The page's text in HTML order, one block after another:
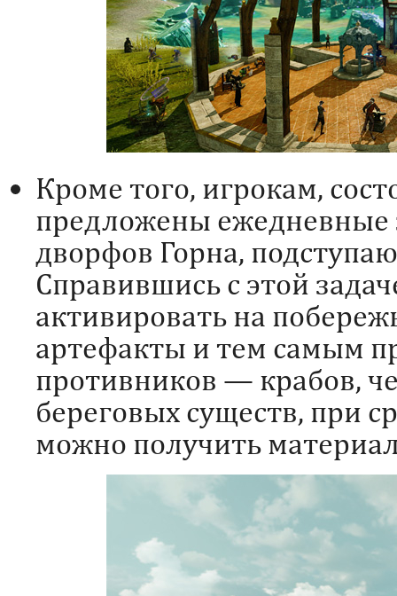
Кроме того, игрокам,
предложены ежедневные
дворфов Горна,
Справившись с этой
активировать на
артефакты и тем самым
противников — крабов,
береговых существ, при
можно получить